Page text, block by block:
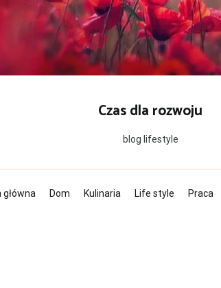
Czas dla rozwoju
blog lifestyle
Dom Kulinaria Life style Praca